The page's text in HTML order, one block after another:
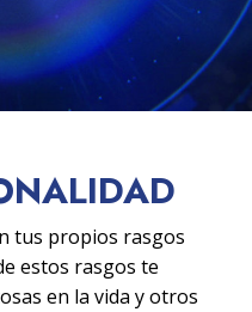
tus propios rasgos
estos rasgos te
en la vida y otros